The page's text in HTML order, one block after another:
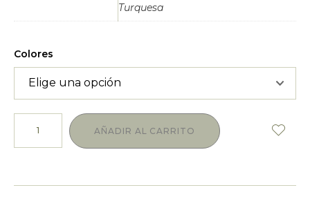
Turquesa
Colores
AÑADIR AL CARRITO